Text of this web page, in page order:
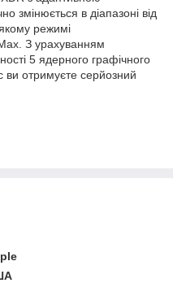
змінюється в діапазоні від
режимі
З урахуванням
5 ядерного графічного
ви отримуєте серйозний